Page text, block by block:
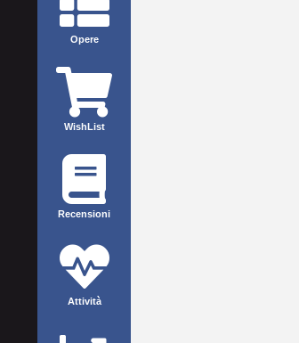
Opere
WishList
Recensioni
Attività